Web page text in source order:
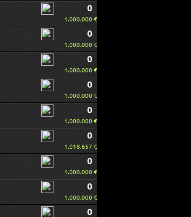
0
1.000.000 €
0
1.000.000 €
0
1.000.000 €
0
1.000.000 €
0
1.000.000 €
0
1.018.657 €
0
1.000.000 €
0
1.000.000 €
0